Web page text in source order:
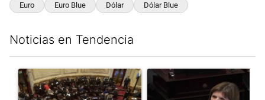
Euro Euro Blue Dólar Dólar Blue
Noticias en Tendencia
Un artículo de tendencia con el título "El Senado dio media
Un artículo de tendencia